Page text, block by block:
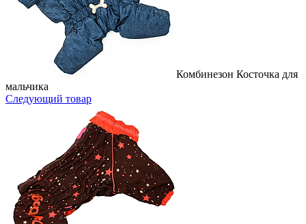
Комбинезон Косточка для
мальчика
Следующий товар